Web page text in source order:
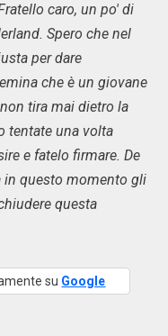
caro, un po' di
Spero che nel
per dare
che è un giovane
tira mai dietro la
tentate una volta
e fatelo firmare. De
in questo momento gli
questa
su Google